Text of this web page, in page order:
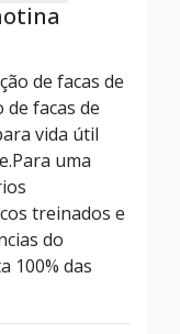
de facas de
facas de
vida útil
uma
treinados e
do
100% das